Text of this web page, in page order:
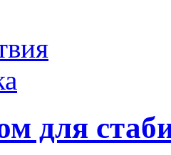
для